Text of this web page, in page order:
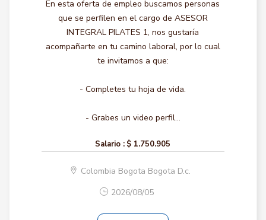
En esta oferta de empleo buscamos personas
que se perfilen en el cargo de ASESOR
INTEGRAL PILATES 1, nos gustaría
acompañarte en tu camino laboral, por lo cual
te invitamos a que:
- Completes tu hoja de vida.
- Grabes un video perfil...
Salario : $ 1.750.905
Colombia Bogota Bogota D.c.
2026/08/05